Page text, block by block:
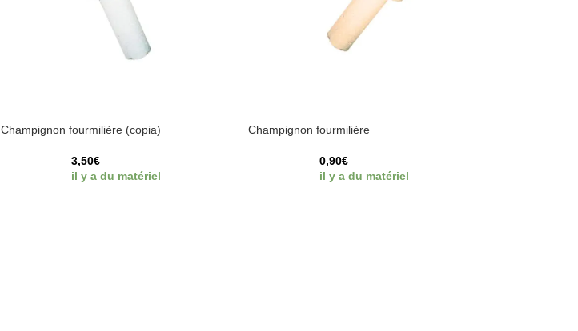
Champignon fourmilière (copia)
3,50€
il y a du matériel
Champignon fourmilière
0,90€
il y a du matériel